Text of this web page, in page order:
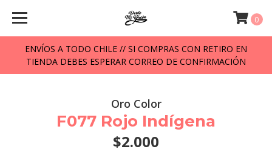
ENVÍOS A TODO CHILE // SI COMPRAS CON RETIRO EN
TIENDA DEBES ESPERAR CORREO DE CONFIRMACIÓN
0
Oro Color
F077 Rojo Indígena
$2.000